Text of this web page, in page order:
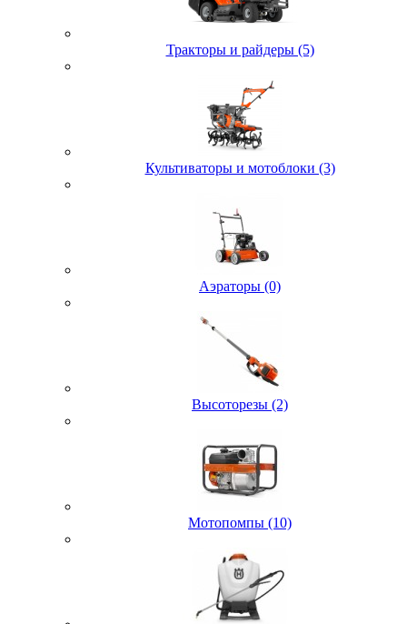
Тракторы и райдеры (5)
Культиваторы и мотоблоки (3)
Аэраторы (0)
Высоторезы (2)
Мотопомпы (10)